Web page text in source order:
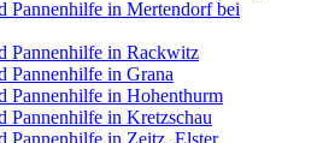
Pannenhilfe in Mertendorf bei
Pannenhilfe in Rackwitz
Pannenhilfe in Grana
Pannenhilfe in Hohenthurm
Pannenhilfe in Kretzschau
Pannenhilfe in Zeitz, Elster